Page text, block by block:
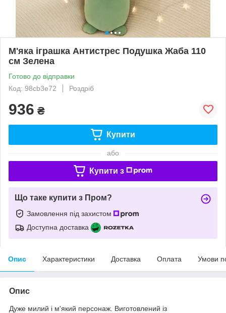
М'яка іграшка Антистрес Подушка Жаба 110
см Зелена
Готово до відправки
Код: 98cb3e72
Роздріб
936 ₴
Купити
або
Купити з
Що таке купити з Пром?
Замовлення під захистом
Доступна доставка
Опис Характеристики Доставка Оплата Умови
Опис
Дуже милий і м'який персонаж. Виготовлений із